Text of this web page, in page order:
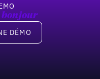
bonjour
DÉMO